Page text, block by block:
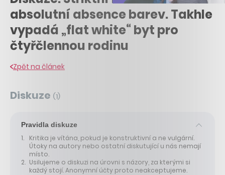
absolutní absence barev. Takhle
vypadá „flat white“ byt pro
čtyřčlennou rodinu
Zpět na článek
Diskuze (1)
Pravidla diskuze
Kritika je vítána, pokud je konstruktivní a ne vulgární.
Útoky na autory nebo ostatní diskutující u nás nemají
místo.
Usilujeme o diskuzi na úrovni s názory, za kterými si
každý stojí. Anonymní účty proto neakceptujeme.